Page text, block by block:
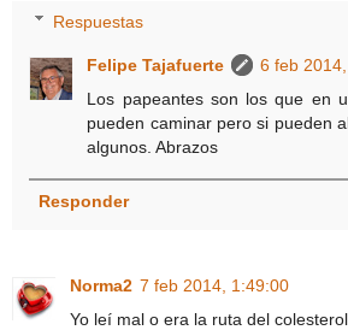
Respuestas
Felipe Tajafuerte
6 feb
Los papeantes son los que en
pueden caminar pero si pueden
algunos. Abrazos
Responder
Norma2 7 feb 2014, 1:49:00
Yo leí mal o era la ruta del